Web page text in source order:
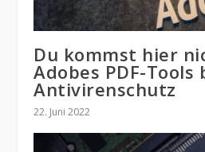
Du kommst hier
Adobes PDF-Tools
Antivirenschutz
22. Juni 2022